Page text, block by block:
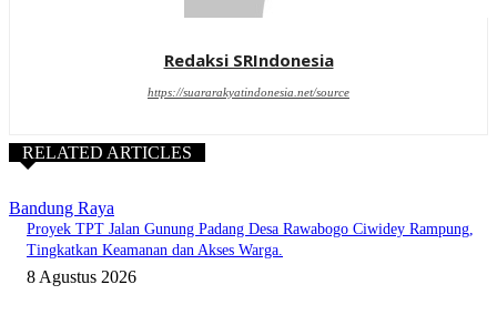
Redaksi SRIndonesia
https://suararakyatindonesia.net/source
RELATED ARTICLES
Bandung Raya
Proyek TPT Jalan Gunung Padang Desa Rawabogo Ciwidey Rampung,
Tingkatkan Keamanan dan Akses Warga.
8 Agustus 2026